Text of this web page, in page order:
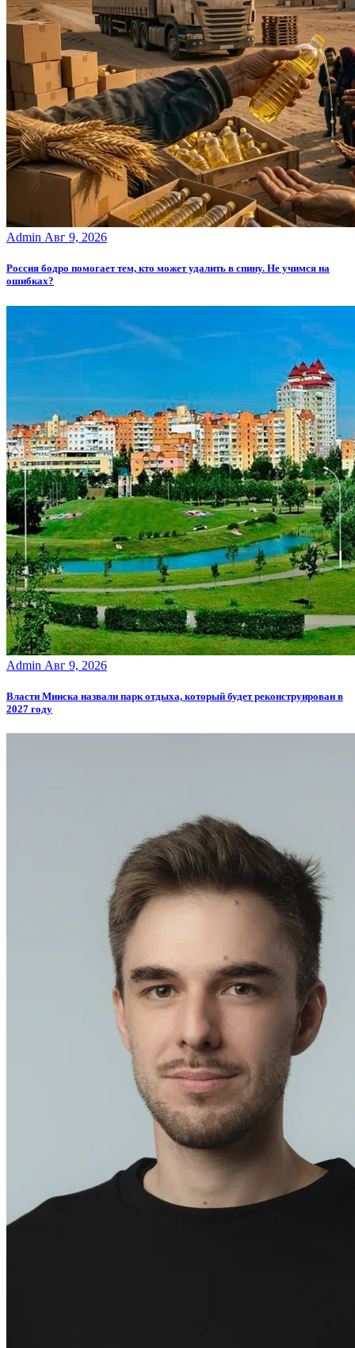
Admin Авг 9, 2026
Россия бодро помогает тем, кто может удалить в спину. Не учимся на
ошибках?
Admin Авг 9, 2026
Власти Минска назвали парк отдыха, который будет реконструирован в
2027 году